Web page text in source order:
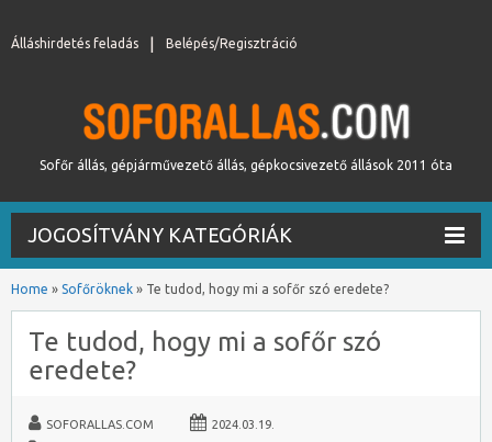
Belépés/Regisztráció
Álláshirdetés feladás
Sofőr állás, gépjárművezető állás, gépkocsivezető állások 2011 óta
JOGOSÍTVÁNY KATEGÓRIÁK
Home » Sofőröknek » Te tudod, hogy mi a sofőr szó eredete?
Te tudod, hogy mi a sofőr szó
eredete?
SOFORALLAS.COM
2024.03.19.